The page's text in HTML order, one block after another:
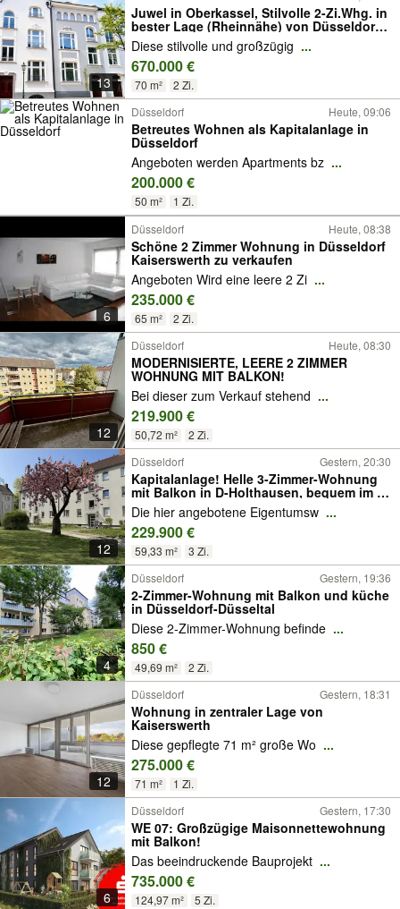
13
Juwel in Oberkassel, Stilvolle 2-Zi.Whg. in
bester Lage (Rheinnähe) von Düsseldorf-
Oberkassel
Diese stilvolle und großzügig ...
670.000 €
70 m²
2 Zi.
Düsseldorf
Heute, 09:06
Betreutes Wohnen als Kapitalanlage in
Düsseldorf
Angeboten werden Apartments bz ...
200.000 €
50 m² 1 Zi.
6
Düsseldorf Heute, 08:38
Schöne 2 Zimmer Wohnung in Düsseldorf
Kaiserswerth zu verkaufen
Angeboten Wird eine leere 2 Zi ...
235.000 €
65 m² 2 Zi.
12
Düsseldorf Heute, 08:30
MODERNISIERTE, LEERE 2 ZIMMER
WOHNUNG MIT BALKON!
Bei dieser zum Verkauf stehend ...
219.900 €
50,72 m² 2 Zi.
12
Düsseldorf Gestern, 20:30
Kapitalanlage! Helle 3-Zimmer-Wohnung
mit Balkon in D-Holthausen, bequem im 1.
OG
Die hier angebotene Eigentumsw ...
229.900 €
59,33 m² 3 Zi.
4
Düsseldorf Gestern, 19:36
2-Zimmer-Wohnung mit Balkon und küche
in Düsseldorf-Düsseltal
Diese 2-Zimmer-Wohnung befinde ...
850 €
49,69 m² 2 Zi.
12
Düsseldorf Gestern, 18:31
Wohnung in zentraler Lage von
Kaiserswerth
Diese gepflegte 71 m² große Wo ...
275.000 €
71 m² 1 Zi.
6
Düsseldorf Gestern, 17:30
WE 07: Großzügige Maisonnettewohnung
mit Balkon!
Das beeindruckende Bauprojekt ...
735.000 €
124,97 m² 5 Zi.